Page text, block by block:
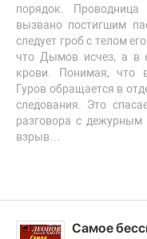
порядок.
вызвано постигшим
следует гроб с телом
что Дымов исчез, а в
крови. Понимая, что
Гуров обращается в
следования. Это
разговора с дежурным
взрыв…
Самое